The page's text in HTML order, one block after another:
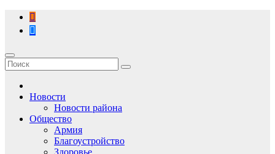
Перейти
содержимому
Новости
Новости района
Общество
Армия
Благоустройство
Здоровье